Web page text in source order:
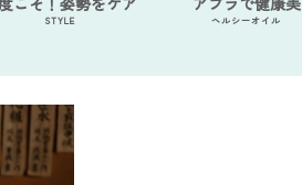
STYLE ヘルシーオイル